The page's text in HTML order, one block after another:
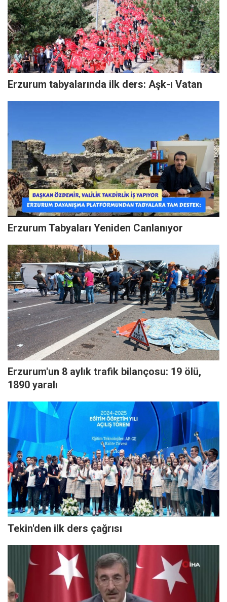
Erzurum tabyalarında ilk ders: Aşk-ı Vatan
Erzurum Tabyaları Yeniden Canlanıyor
Erzurum'un 8 aylık trafik bilançosu: 19 ölü,
1890 yaralı
Tekin'den ilk ders çağrısı